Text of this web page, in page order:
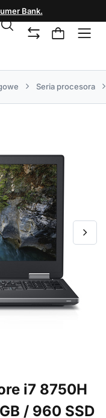
Bank.
Seria procesora
i7 8750H
/ 960 SSD